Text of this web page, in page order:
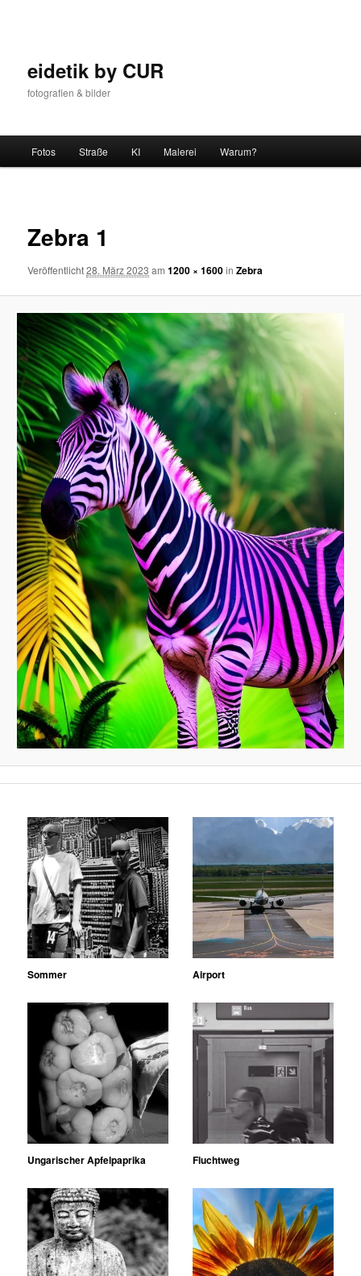
eidetik by CUR
fotografien & bilder
Fotos Straße KI Malerei Warum?
Zebra 1
Veröffentlicht28. März 2023 am1200 × 1600inZebra
Sommer Airport
Ungarischer Apfelpaprika Fluchtweg